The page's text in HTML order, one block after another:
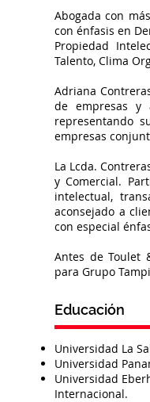
Abogada con
con énfasis en
Propiedad
Talento, Clima
Adriana
de empresas y
representando
empresas
La Lcda.
y Comercial.
intelectual,
aconsejado a
con especial
Antes de Toulet
para Grupo
Educación
Universidad La
Universidad
Universidad
Internacional.